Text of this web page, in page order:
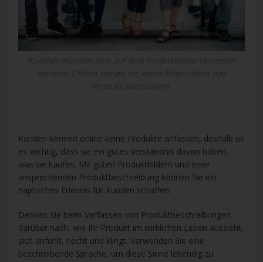
Kunden können online keine Produkte anfassen, deshalb ist
es wichtig, dass sie ein gutes Verständnis davon haben,
was sie kaufen. Mit guten Produktbildern und einer
ansprechenden Produktbeschreibung können Sie ein
haptisches Erlebnis für Kunden schaffen.
Denken Sie beim Verfassen von Produktbeschreibungen
darüber nach, wie Ihr Produkt im wirklichen Leben aussieht,
sich anfühlt, riecht und klingt. Verwenden Sie eine
beschreibende Sprache, um diese Sinne lebendig zu